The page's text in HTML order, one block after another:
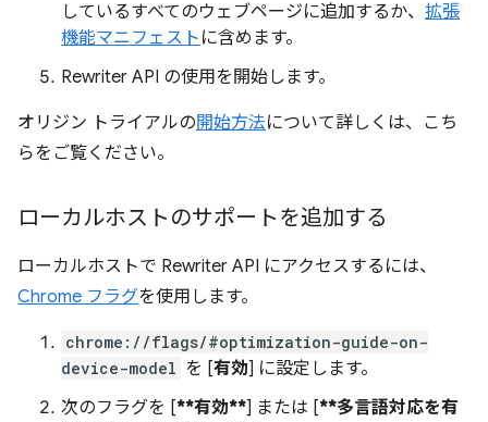
しているすべてのウェブページに追加するか、 拡張
機能マニフェスト に含めます。
Rewriter API の使用を開始します。
オリジン トライアルの開始方法について詳しくは、こち
らをご覧ください。
ローカルホストのサポートを追加する
ローカルホストで Rewriter API にアクセスするには、
Chrome フラグを使用します。
chrome://flags/#optimization-guide-on-
device-model を [有効] に設定します。
次のフラグを [**有効**] または [**多言語対応を有